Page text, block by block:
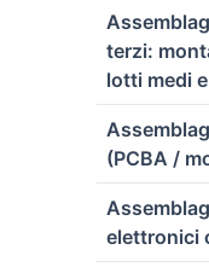
terzi:
lotti medi
(PCBA /
elettronici